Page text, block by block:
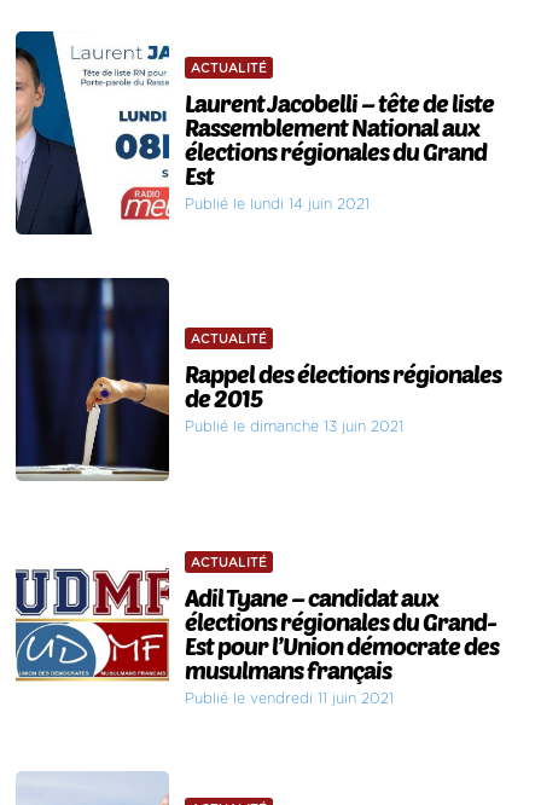
ACTUALITÉ
Laurent Jacobelli – tête de liste
Rassemblement National aux
élections régionales du Grand
Est
Publié le lundi 14 juin 2021
ACTUALITÉ
Rappel des élections régionales
de 2015
Publié le dimanche 13 juin 2021
ACTUALITÉ
Adil Tyane – candidat aux
élections régionales du Grand-
Est pour l’Union démocrate des
musulmans français
Publié le vendredi 11 juin 2021